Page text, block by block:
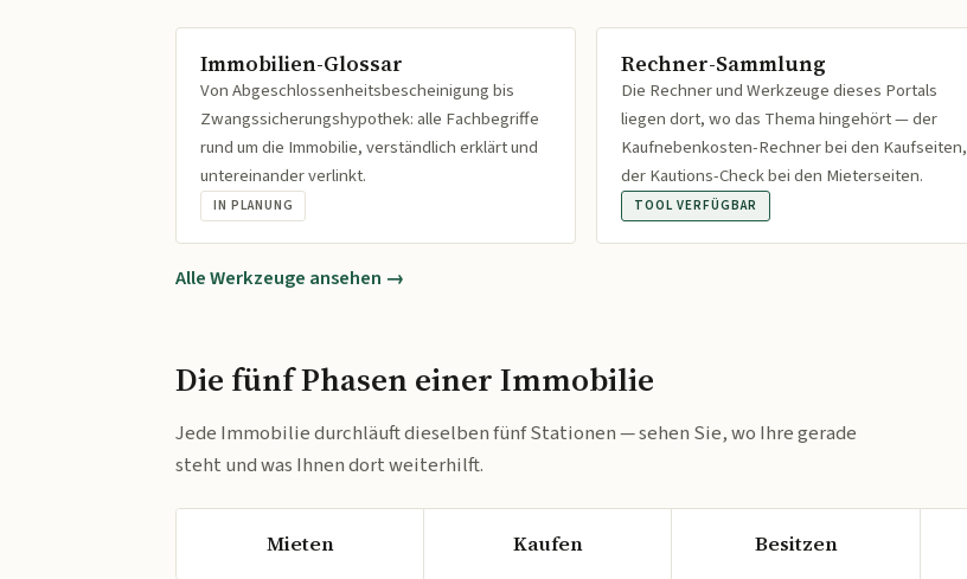
Immobilien-Glossar
Von Abgeschlossenheitsbescheinigung bis
Zwangssicherungshypothek: alle Fachbegriffe
rund um die Immobilie, verständlich erklärt und
untereinander verlinkt.
IN PLANUNG
Rechner-Sammlung
Die Rechner und Werkzeuge dieses Portals
liegen dort, wo das Thema hingehört — der
Kaufnebenkosten-Rechner bei den Kaufseiten,
der Kautions-Check bei den Mieterseiten.
TOOL VERFÜGBAR
Alle Werkzeuge ansehen →
Die fünf Phasen einer Immobilie
Jede Immobilie durchläuft dieselben fünf Stationen — sehen Sie, wo Ihre gerade
steht und was Ihnen dort weiterhilft.
Mieten Kaufen Besitzen